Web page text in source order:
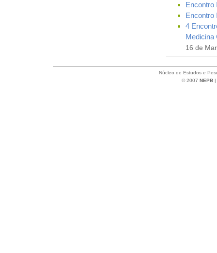
Encontro
Encontro
4
Medicina
16 de
Núcleo de Estudos e
© 2007 NEPB